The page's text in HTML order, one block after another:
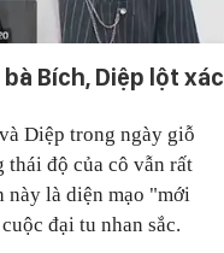
Bích, Diệp lột xác
Diệp trong ngày giỗ
thái độ của cô vẫn rất
này là diện mạo "mới
đại tu nhan sắc.